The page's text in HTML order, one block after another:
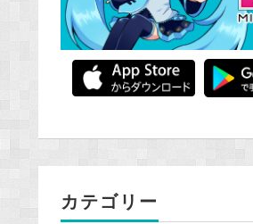
カテゴリー